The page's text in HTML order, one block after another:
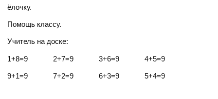
ёлочку.
Помощь классу.
Учитель на доске:
1+8=9 2+7=9 3+6=9 4+5=9
9+1=9 7+2=9 6+3=9 5+4=9